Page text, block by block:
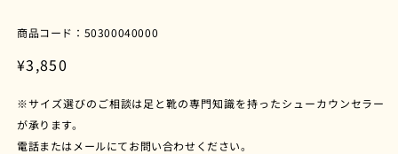
デ
ア
を
く
商品コード：50300040000
通
価
格
¥3,850
※サイズ選びのご相談は足と靴の専門知識を持ったシューカウンセラー
が承ります。
電話またはメールにてお問い合わせください。